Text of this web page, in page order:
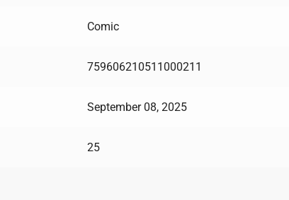
Comic
759606210511000211
September 08, 2025
25